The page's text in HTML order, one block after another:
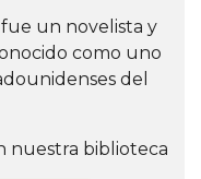
un novelista y
como uno
del
nuestra biblioteca